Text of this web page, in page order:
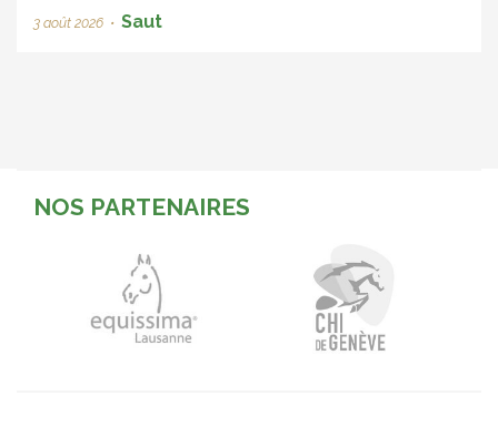
3 août 2026 • Saut
NOS PARTENAIRES